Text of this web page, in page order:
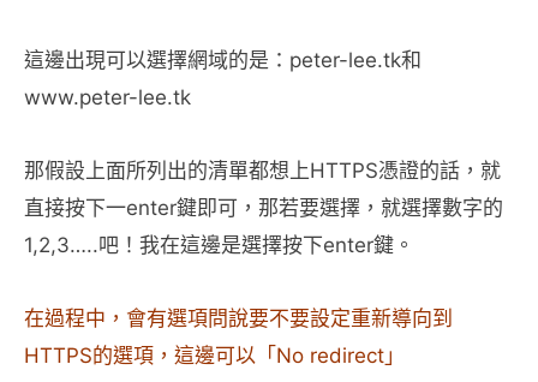
這邊出現可以選擇網域的是：peter-lee.tk和
www.peter-lee.tk
那假設上面所列出的清單都想上HTTPS憑證的話，就
直接按下一enter鍵即可，那若要選擇，就選擇數字的
1,2,3…..吧！我在這邊是選擇按下enter鍵。
在過程中，會有選項問說要不要設定重新導向到
HTTPS的選項，這邊可以「No redirect」